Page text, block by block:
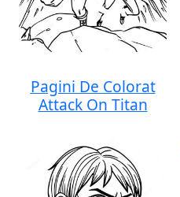
Pagini De Colorat
Attack On Titan